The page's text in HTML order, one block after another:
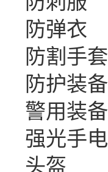
防弹衣
防割手套
防护装备
警用装备
强光手电
头盔